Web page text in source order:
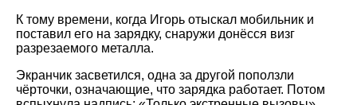
К тому времени, когда Игорь отыскал мобильник и
поставил его на зарядку, снаружи донёсся визг
разрезаемого металла.
Экранчик засветился, одна за другой поползли
чёрточки, означающие, что зарядка работает. Потом